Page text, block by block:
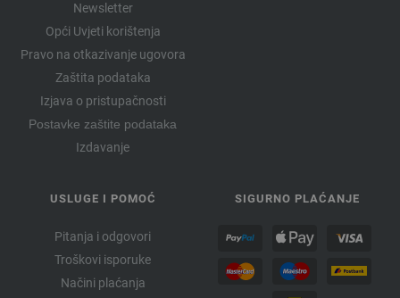
Newsletter
Opći Uvjeti korištenja
Pravo na otkazivanje ugovora
Zaštita podataka
Izjava o pristupačnosti
Postavke zaštite podataka
Izdavanje
USLUGE I POMOĆ
Pitanja i odgovori
Troškovi isporuke
Načini plaćanja
SIGURNO PLAĆANJE